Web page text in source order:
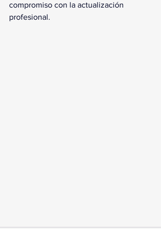
compromiso con la actualización
profesional.